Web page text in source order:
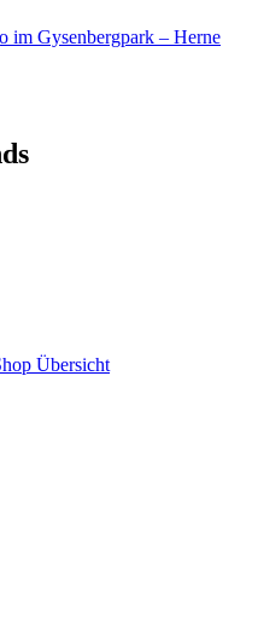
im Gysenbergpark – Herne
Übersicht